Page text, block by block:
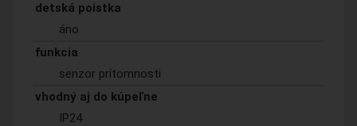
detská poistka
áno
funkcia
senzor prítomnosti
vhodný aj do kúpeľne
IP24